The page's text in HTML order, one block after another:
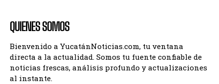
QUIENES SOMOS
Bienvenido a YucatánNoticias.com, tu ventana
directa a la actualidad. Somos tu fuente confiable de
noticias frescas, análisis profundo y actualizaciones
al instante.